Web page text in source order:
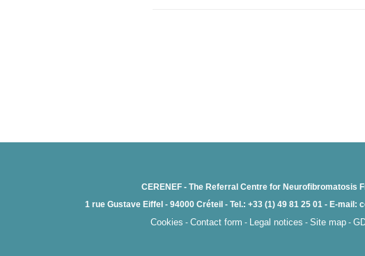
CERENEF - The Referral Centre for Neurofibromatosis
1 rue Gustave Eiffel - 94000 Créteil - Tel.: +33 (1) 49 81 25 01 - E-mail:
Cookies - Contact form - Legal notices - Site map-